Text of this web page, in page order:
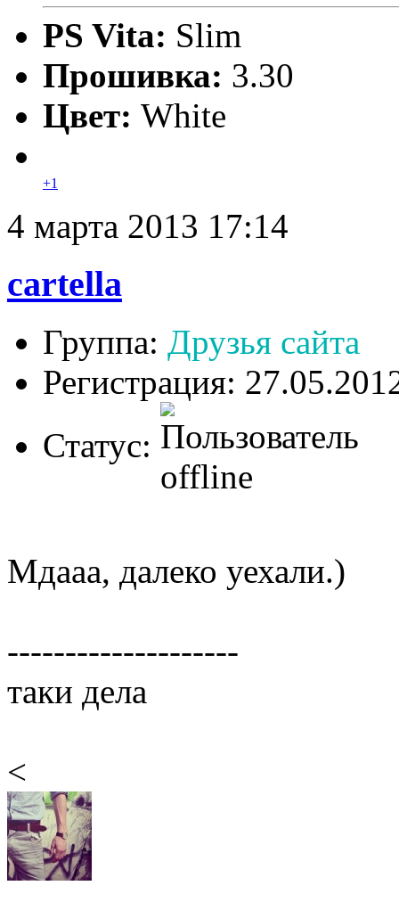
PS Vita: Slim
Прошивка: 3.30
Цвет: White
+1
4 марта 2013 17:14
cartella
Группа: Друзья сайта
Регистрация:
Статус:
Мдааа, далеко уехали.)
--------------------
таки дела
<